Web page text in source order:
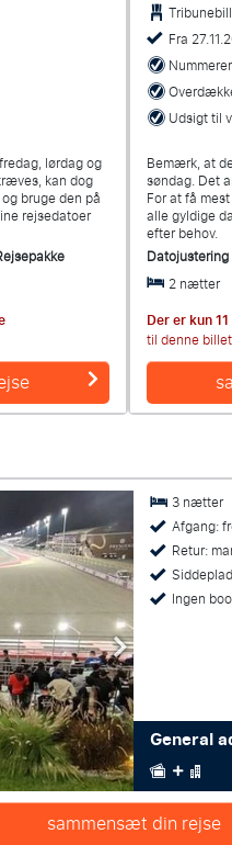
lørdag og
kan dog
bruge den på
rejsedatoer
Fra
Udsigt til
Bemærk, at
søndag. Det
For at få
alle gyldige
efter behov.
2 nætter
Der er kun
til denne
3 nætter
Afgang:
Retur:
Ingen
General
sammensæt din rejse